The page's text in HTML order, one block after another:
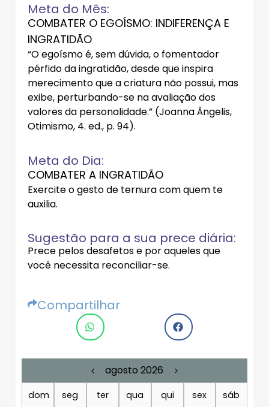
Meta do Mês:
COMBATER O EGOÍSMO: INDIFERENÇA E
INGRATIDÃO
“O egoísmo é, sem dúvida, o fomentador
pérfido da ingratidão, desde que inspira
merecimento que a criatura não possui, mas
exibe, perturbando-se na avaliação dos
valores da personalidade.” (Joanna Ângelis,
Otimismo, 4. ed., p. 94).
Meta do Dia:
COMBATER A INGRATIDÃO
Exercite o gesto de ternura com quem te
auxilia.
Sugestão para a sua prece diária:
Prece pelos desafetos e por aqueles que
você necessita reconciliar-se.
Compartilhar
agosto 2026
dom seg ter qua qui sex sáb